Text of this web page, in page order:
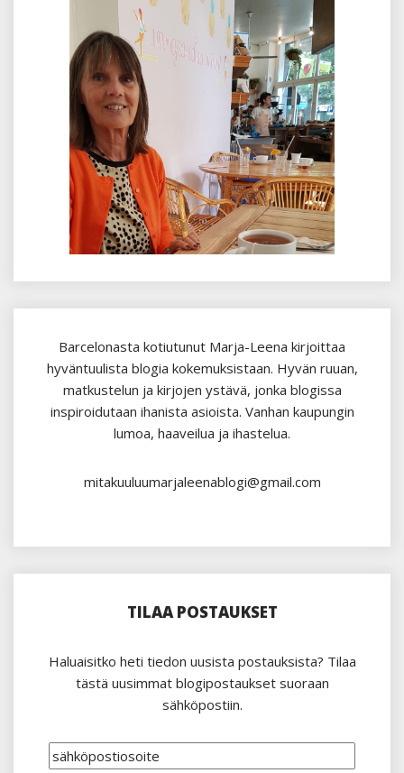
Barcelonasta kotiutunut Marja-Leena kirjoittaa
hyväntuulista blogia kokemuksistaan. Hyvän ruuan,
matkustelun ja kirjojen ystävä, jonka blogissa
inspiroidutaan ihanista asioista. Vanhan kaupungin
lumoa, haaveilua ja ihastelua.
mitakuuluumarjaleenablogi@gmail.com
TILAA POSTAUKSET
Haluaisitko heti tiedon uusista postauksista? Tilaa
tästä uusimmat blogipostaukset suoraan
sähköpostiin.
sähköpostiosoite